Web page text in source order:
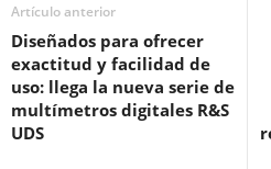
Artículo anterior
Diseñados para ofrecer
exactitud y facilidad de
uso: llega la nueva serie de
multímetros digitales R&S
UDS